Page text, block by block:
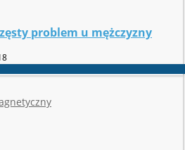
problem u mężczyzny